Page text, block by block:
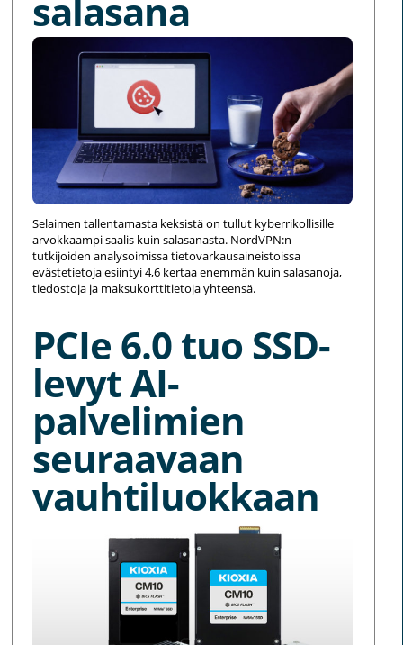
salasana
Selaimen tallentamasta keksistä on tullut kyberrikollisille
arvokkaampi saalis kuin salasanasta. NordVPN:n
tutkijoiden analysoimissa tietovarkausaineistoissa
evästetietoja esiintyi 4,6 kertaa enemmän kuin salasanoja,
tiedostoja ja maksukorttitietoja yhteensä.
PCIe 6.0 tuo SSD-
levyt AI-
palvelimien
seuraavaan
vauhtiluokkaan